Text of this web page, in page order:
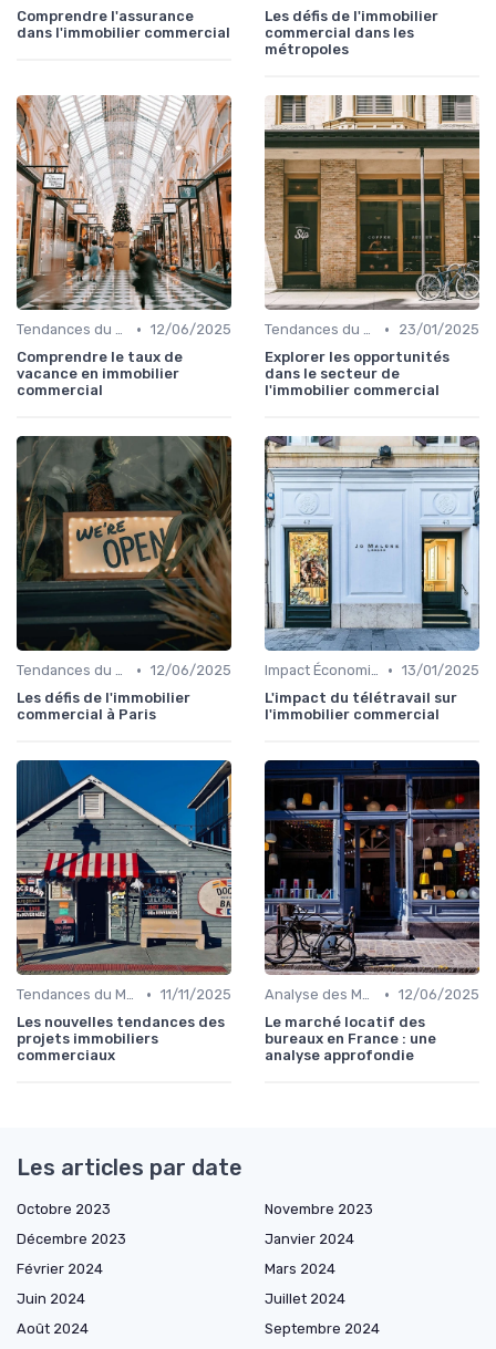
Comprendre l'assurance
dans l'immobilier commercial
Les défis de l'immobilier
commercial dans les
métropoles
Tendances du Marché Immobilier Commercial • 12/06/2025
Comprendre le taux de
vacance en immobilier
commercial
Tendances du Marché Immobilier Commercial •
23/01/2025
Explorer les opportunités
dans le secteur de
l'immobilier commercial
Tendances du Marché Immobilier Commercial • 12/06/2025
Les défis de l'immobilier
commercial à Paris
Impact Économique et Financier • 13/01/2025
L'impact du télétravail sur
l'immobilier commercial
Tendances du Marché Immobilier Commercial • 11/11/2025
Les nouvelles tendances des
projets immobiliers
commerciaux
Analyse des Marchés Locaux et Globaux • 12/06/2025
Le marché locatif des
bureaux en France : une
analyse approfondie
Les articles par date
Octobre 2023
Novembre 2023
Décembre 2023
Janvier 2024
Février 2024
Mars 2024
Juin 2024
Juillet 2024
Août 2024
Septembre 2024